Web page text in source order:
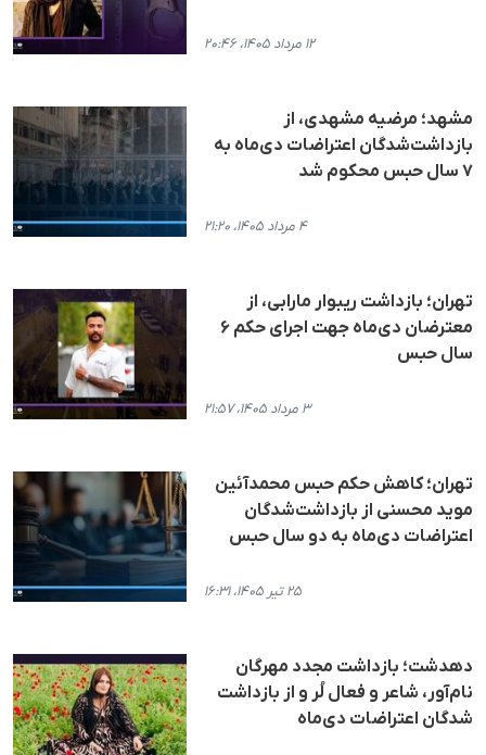
۱۲ مرداد ۱۴۰۵، ۲۰:۴۶
مشهد؛ مرضیه مشهدی، از
بازداشت‌شدگان اعتراضات دی‌ماه به
۷ سال حبس محکوم شد
۴ مرداد ۱۴۰۵، ۲۱:۲۰
تهران؛ بازداشت ریبوار مارابی، از
معترضان دی‌ماه جهت اجرای حکم ۶
سال حبس
۳ مرداد ۱۴۰۵، ۲۱:۵۷
تهران؛ کاهش حکم حبس محمدآئین
موید محسنی از بازداشت‌شدگان
اعتراضات دی‌ماه به دو سال حبس
۲۵ تیر ۱۴۰۵، ۱۶:۳۱
دهدشت؛ بازداشت مجدد مهرگان
نام‌آور، شاعر و فعال لُر و از بازداشت
شدگان اعتراضات دی‌ماه